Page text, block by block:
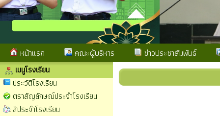
หน้าแรก คณะผู้บริหาร ข่าวประชาสัมพันธ์
เมนูโรงเรียน
ประวัติโรงเรียน
ตราสัญลักษณ์ประจำโรงเรียน
สีประจำโรงเรียน